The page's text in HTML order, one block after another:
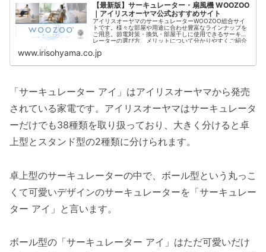
【最新版】サーキュレーター・扇風機 WOOZOO
｜アイリスオーヤマ公式おすすめサイト
アイリスオーヤマのサーキュレーターWOOZOO総合サイ
トです。様々な部屋や用途に合わせ豊富なラインナップを
ご用意。節電対策・換気・部屋干しに使用できるサーキュ
レーターの選び方、メリットについて分かりやすくご紹介
www.irisohyama.co.jp
「サーキュレーター アイ」はアイリスオーヤマから発売
されている家電です。アイリスオーヤマはサーキュレータ
ーだけでも38種類を取り扱っており、大きく分けると卓
上型とスタンド型の2種類に分けられます。
卓上型のサーキュレーターの中で、ボール型という丸っこ
くて可愛いデザインのサーキュレーターを「サーキュレー
ター アイ」と言います。
ボール型の「サーキュレーター アイ」はただ可愛いだけ